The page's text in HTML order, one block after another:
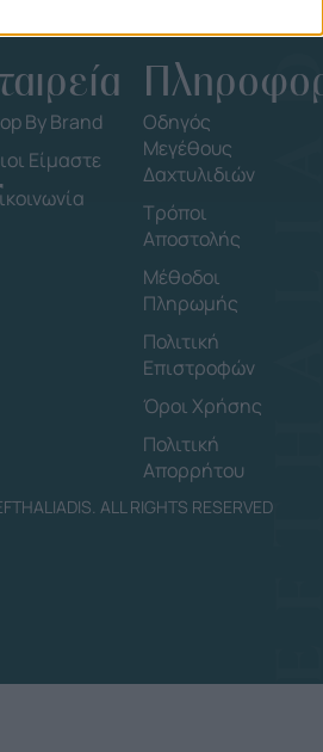
By Brand
Είμαστε
Οδηγός
Μεγέθους
Δαχτυλιδιών
Τρόποι
Αποστολής
Μέθοδοι
Πληρωμής
Πολιτική
Επιστροφών
Όροι Χρήσης
Πολιτική
Απορρήτου
ALL RIGHTS RESERVED